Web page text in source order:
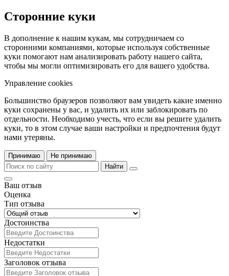
Сторонние куки
В дополнение к нашим кукам, мы сотрудничаем со
сторонними компаниями, которые используя собственные
куки помогают нам анализировать работу нашего сайта,
чтобы мы могли оптимизировать его для вашего удобства.
Управление cookies
Большинство браузеров позволяют вам увидеть какие именно
куки сохранены у вас, и удалить их или заблокировать по
отдельности. Необходимо учесть, что если вы решите удалить
куки, то в этом случае ваши настройки и предпочтения будут
нами утеряны.
Принимаю
Не принимаю
Найти
Ваш отзыв
Оценка
Тип отзыва
Достоинства
Недостатки
Заголовок отзыва